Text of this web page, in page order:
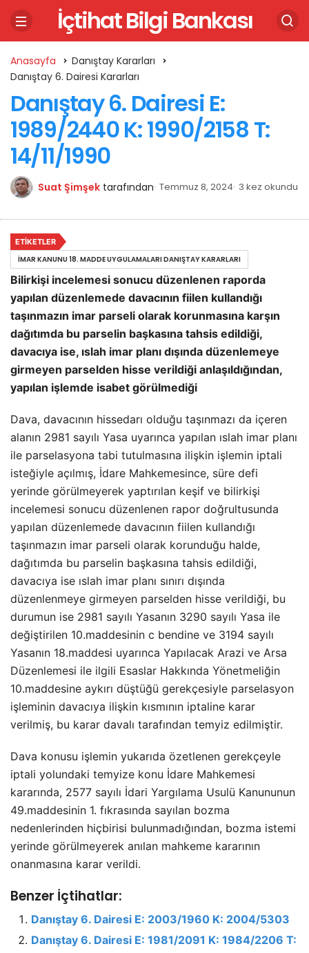
İçtihat Bilgi Bankası
Anasayfa
Danıştay Kararları
Danıştay 6. Dairesi Kararları
Danıştay 6. Dairesi E:
1989/2440 K: 1990/2158 T:
14/11/1990
Suat Şimşek tarafından Temmuz 8, 2024 3 kez okundu
Bilirkişi incelemesi sonucu düzenlenen raporda
yapılan düzenlemede davacının fiilen kullandığı
taşınmazın imar parseli olarak korunmasına karşın
dağıtımda bu parselin başkasına tahsis edildiği,
davacıya ise, ıslah imar planı dışında düzenlemeye
girmeyen parselden hisse verildiği anlaşıldığından,
yapılan işlemde isabet görülmediği
Dava, davacının hissedarı olduğu taşınmazı da içeren
alanın 2981 sayılı Yasa uyarınca yapılan ıslah imar planı
ile parselasyona tabi tutulmasına ilişkin işlemin iptali
isteğiyle açılmış, İdare Mahkemesince, süre defi
yerinde görülmeyerek yaptırılan keşif ve bilirkişi
incelemesi sonucu düzenlenen rapor doğrultusunda
yapılan düzenlemede davacının fiilen kullandığı
taşınmazın imar parseli olarak korunduğu halde,
dağıtımda bu parselin başkasına tahsis edildiği,
davacıya ise ıslah imar planı sınırı dışında
düzenlenmeye girmeyen parselden hisse verildiği, bu
durumun ise 2981 sayılı Yasanın 3290 sayılı Yasa ile
değiştirilen 10.maddesinin c bendine ve 3194 sayılı
Yasanın 18.maddesi uyarınca Yapılacak Arazi ve Arsa
Düzenlemesi ile ilgili Esaslar Hakkında Yönetmeliğin
10.maddesine aykırı düştüğü gerekçesiyle parselasyon
işleminin davacıya ilişkin kısmının iptaline karar
verilmiş, bu karar davalı tarafından temyiz edilmiştir.
Dava konusu işlemin yukarıda özetlenen gerekçeyle
iptali yolundaki temyize konu İdare Mahkemesi
kararında, 2577 sayılı İdari Yargılama Usulü Kanununun
49.maddesinin 1. fıkrasında sayılan bozma
nedenlerinden hiçbirisi bulunmadığından, bozma istemi
yerinde görülmeyerek anılan mahkeme kararının
onanmasına karar verildi.
Benzer İçtihatlar:
Danıştay 6. Dairesi E: 2003/1960 K: 2004/5303
Danıştay 6. Dairesi E: 1981/2091 K: 1984/2206 T:
ETIKETLER
İMAR KANUNU 18. MADDE UYGULAMALARI DANIŞTAY KARARLARI